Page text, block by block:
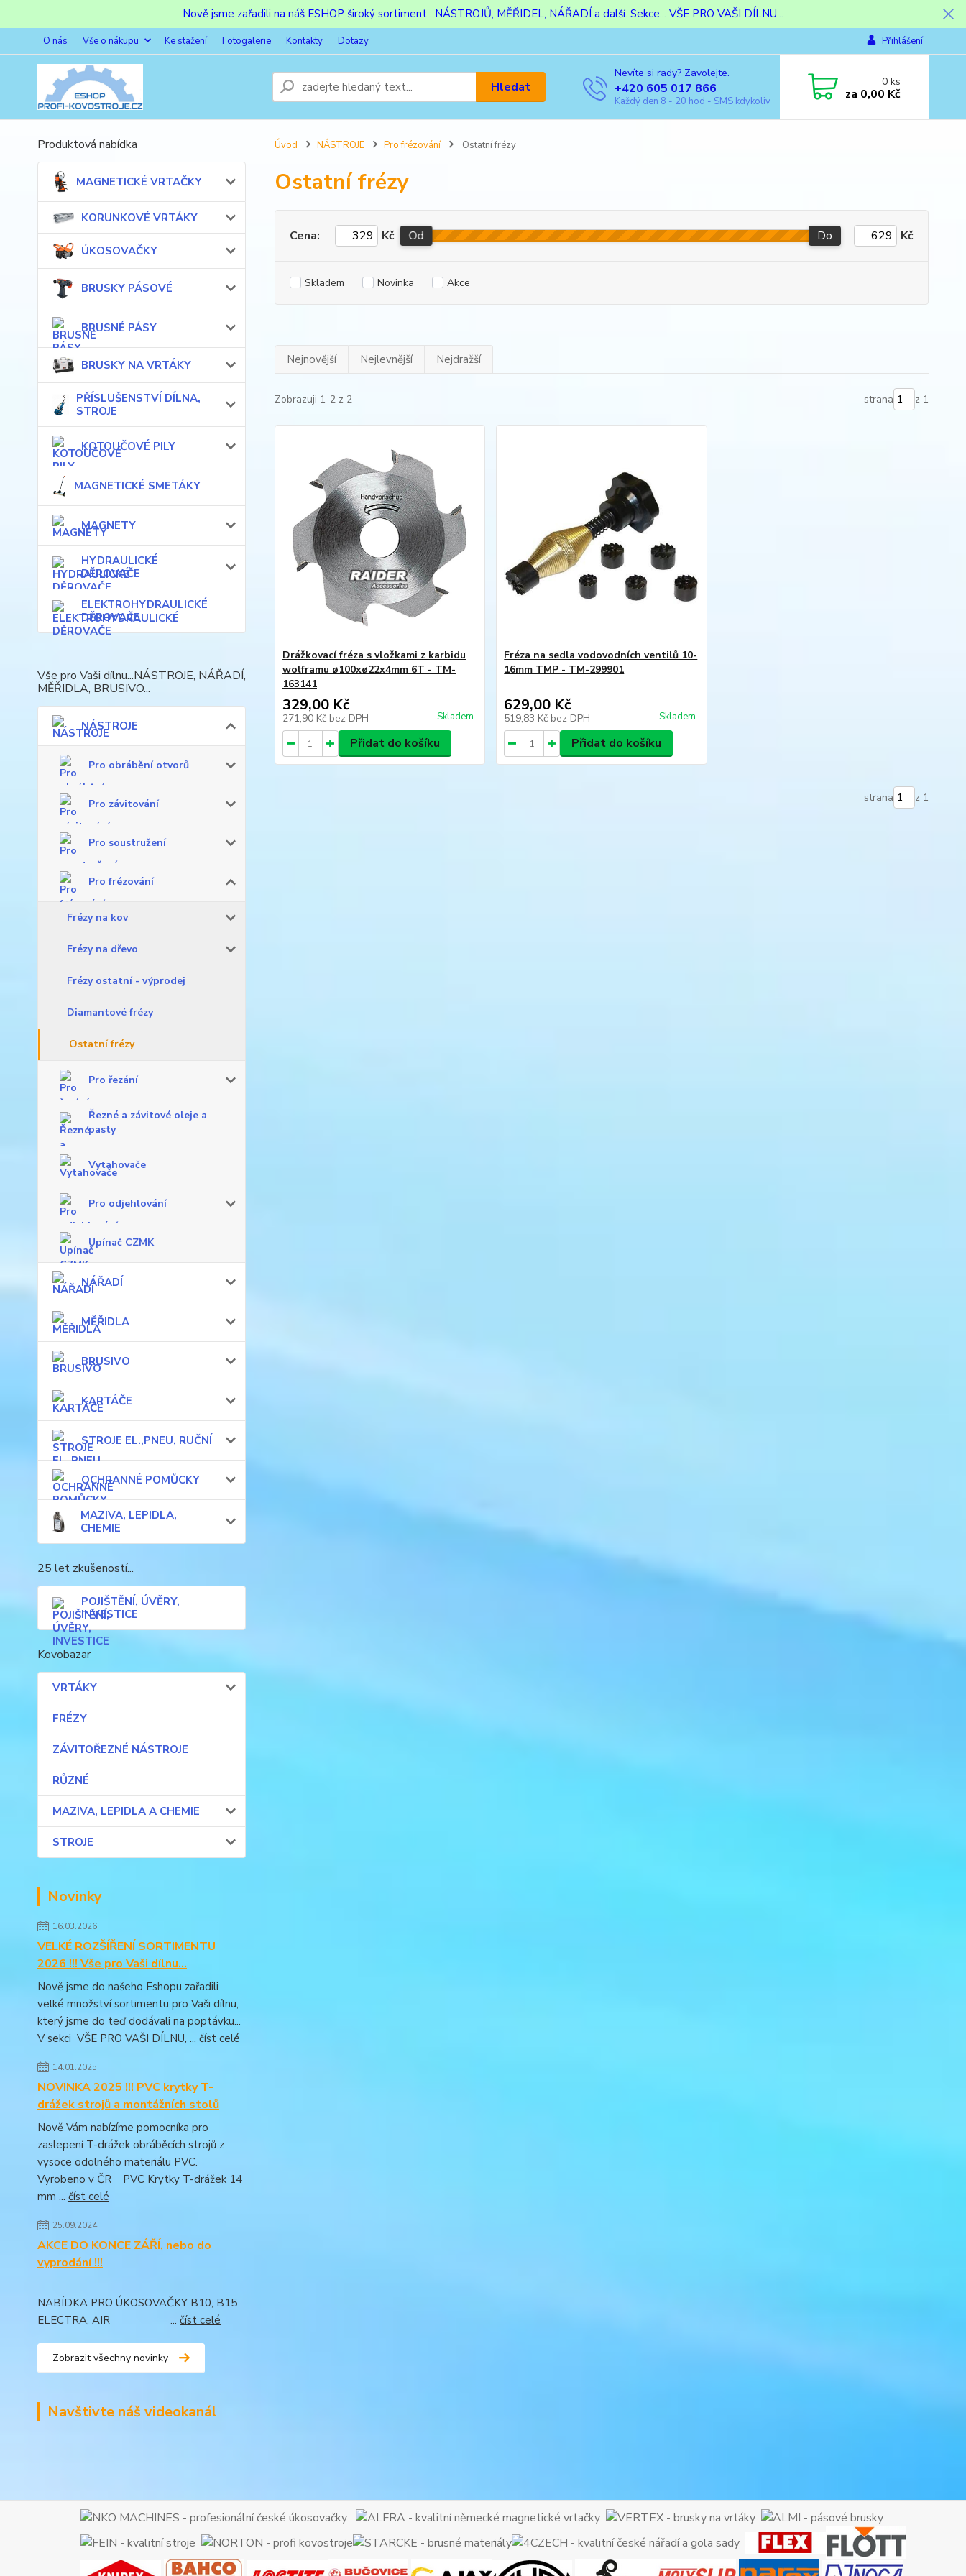
Nově jsme zařadili na náš ESHOP široký sortiment : NÁSTROJŮ, MĚŘIDEL, NÁŘADÍ a další. Sekce... VŠE PRO VAŠI DÍLNU...
O nás Vše o nákupu Ke stažení Fotogalerie Kontakty Dotazy Přihlášení
Hledat
Nevíte si rady? Zavolejte.
+420 605 017 866
Každý den 8 - 20 hod - SMS kdykoliv
0ks
za 0,00 Kč
Produktová nabídka
MAGNETICKÉ VRTAČKY
KORUNKOVÉ VRTÁKY
ÚKOSOVAČKY
BRUSKY PÁSOVÉ
BRUSNÉ PÁSY
BRUSKY NA VRTÁKY
PŘÍSLUŠENSTVÍ DÍLNA,
STROJE
KOTOUČOVÉ PILY
MAGNETICKÉ SMETÁKY
MAGNETY
HYDRAULICKÉ
DĚROVAČE
ELEKTROHYDRAULICKÉ
DĚROVAČE
Vše pro Vaši dílnu...NÁSTROJE, NÁŘADÍ,
MĚŘIDLA, BRUSIVO...
NÁSTROJE
Pro obrábění otvorů
Pro závitování
Pro soustružení
Pro frézování
Frézy na kov
Frézy na dřevo
Frézy ostatní - výprodej
Diamantové frézy
Ostatní frézy
Pro řezání
Řezné a závitové oleje a
pasty
Vytahovače
Pro odjehlování
Upínač CZMK
NÁŘADÍ
MĚŘIDLA
BRUSIVO
KARTÁČE
STROJE EL.,PNEU, RUČNÍ
OCHRANNÉ POMŮCKY
MAZIVA, LEPIDLA,
CHEMIE
25 let zkušeností...
POJIŠTĚNÍ, ÚVĚRY,
INVESTICE
Kovobazar
VRTÁKY
FRÉZY
ZÁVITOŘEZNÉ NÁSTROJE
RŮZNÉ
MAZIVA, LEPIDLA A CHEMIE
STROJE
Novinky
16.03.2026
VELKÉ ROZŠÍŘENÍ SORTIMENTU
2026 !!! Vše pro Vaši dílnu...
Nově jsme do našeho Eshopu zařadili
velké množství sortimentu pro Vaši dílnu,
který jsme do teď dodávali na poptávku...
V sekci VŠE PRO VAŠI DÍLNU, ... číst celé
14.01.2025
NOVINKA 2025 !!! PVC krytky T-
drážek strojů a montážních stolů
Nově Vám nabízíme pomocníka pro
zaslepení T-drážek obráběcích strojů z
vysoce odolného materiálu PVC.
Vyrobeno v ČR PVC Krytky T-drážek 14
mm ... číst celé
25.09.2024
AKCE DO KONCE ZÁŘÍ, nebo do
vyprodání !!!
NABÍDKA PRO ÚKOSOVAČKY B10, B15
ELECTRA, AIR ... číst celé
Zobrazit všechny novinky
Navštivte náš videokanál
Úvod NÁSTROJE Pro frézování Ostatní frézy
Ostatní frézy
Cena: Kč Od Do Kč
Skladem Novinka Akce
Nejnovější Nejlevnější Nejdražší
Zobrazuji 1-2 z 2 strana z 1
Drážkovací fréza s vložkami z karbidu
wolframu ø100xø22x4mm 6T - TM-
163141
329,00 Kč
271,90 Kč bez DPH Skladem
Přidat do košíku
Fréza na sedla vodovodních ventilů 10-
16mm TMP - TM-299901
629,00 Kč
519,83 Kč bez DPH Skladem
Přidat do košíku
strana z 1